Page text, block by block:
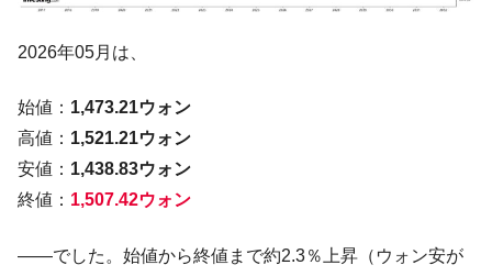
2026年05月は、
始値： 1,473.21ウォン
高値： 1,521.21ウォン
安値： 1,438.83ウォン
終値： 1,507.42ウォン
――でした。始値から終値まで約2.3％上昇（ウォン安が